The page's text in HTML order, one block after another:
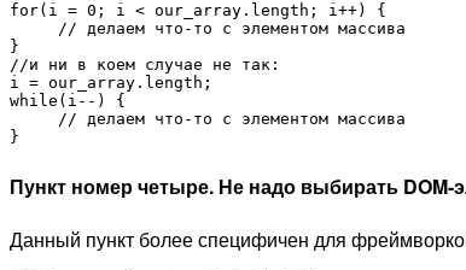
for(i = 0; i < our_array.length; i++) {
     // делаем что-то с элементом массива
}
//и ни в коем случае не так:
i = our_array.length;
while(i--) {
     // делаем что-то с элементом массива
}
Пункт номер четыре. Не надо выбирать DOM-
Данный пункт более специфичен для